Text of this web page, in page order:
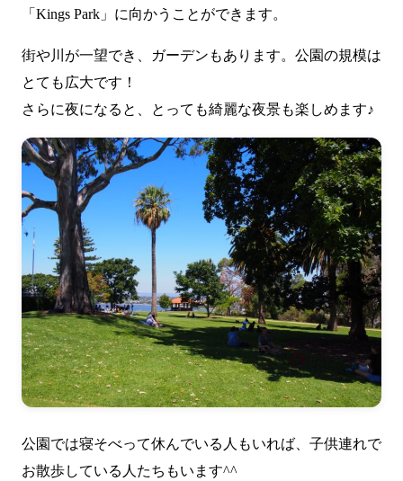
「Kings Park」に向かうことができます。
街や川が一望でき、ガーデンもあります。公園の規模は
とても広大です！
さらに夜になると、とっても綺麗な夜景も楽しめます♪
公園では寝そべって休んでいる人もいれば、子供連れで
お散歩している人たちもいます^^